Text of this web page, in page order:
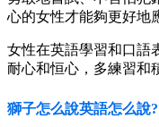
心的女性才能夠更好地
女性在英語學習和口語
耐心和恒心，多練習和
獅子怎么說英語怎么說?